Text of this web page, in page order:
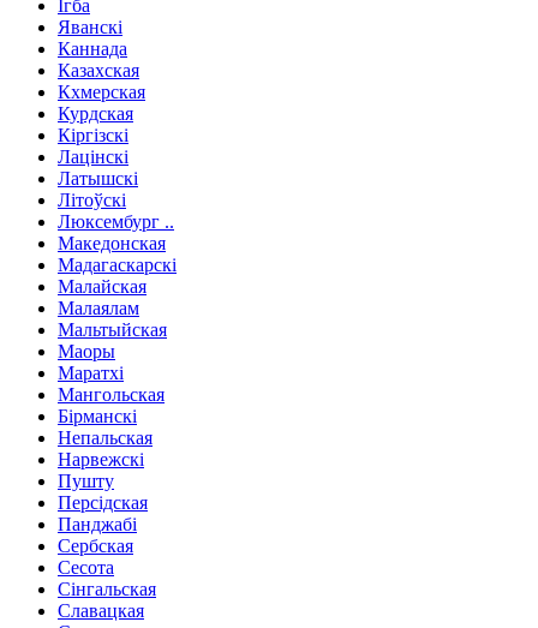
Ігба
Яванскі
Каннада
Казахская
Кхмерская
Курдская
Кіргізскі
Лацінскі
Латышскі
Літоўскі
Люксембург ..
Македонская
Мадагаскарскі
Малайская
Малаялам
Мальтыйская
Маоры
Маратхі
Мангольская
Бірманскі
Непальская
Нарвежскі
Пушту
Персідская
Панджабі
Сербская
Сесота
Сінгальская
Славацкая